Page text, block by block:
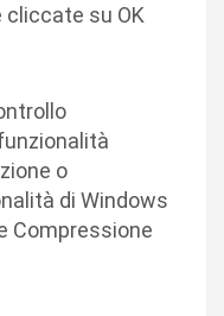
su OK
o
di Windows
Compressione